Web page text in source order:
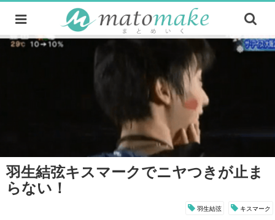
羽生結弦キスマークでニヤつきが止ま
らない！
羽生結弦 キスマーク